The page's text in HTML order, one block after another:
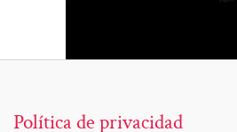
Política de privacidad